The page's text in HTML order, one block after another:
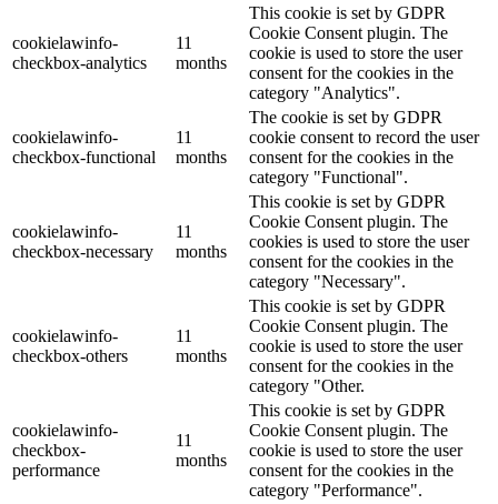
cookielawinfo-
checkbox-analytics
11
months
This cookie is set by GDPR
Cookie Consent plugin. The
cookie is used to store the user
consent for the cookies in the
category "Analytics".
cookielawinfo-
checkbox-functional
11
months
The cookie is set by GDPR
cookie consent to record the user
consent for the cookies in the
category "Functional".
cookielawinfo-
checkbox-necessary
11
months
This cookie is set by GDPR
Cookie Consent plugin. The
cookies is used to store the user
consent for the cookies in the
category "Necessary".
cookielawinfo-
checkbox-others
11
months
This cookie is set by GDPR
Cookie Consent plugin. The
cookie is used to store the user
consent for the cookies in the
category "Other.
cookielawinfo-
checkbox-
performance
11
months
This cookie is set by GDPR
Cookie Consent plugin. The
cookie is used to store the user
consent for the cookies in the
category "Performance".